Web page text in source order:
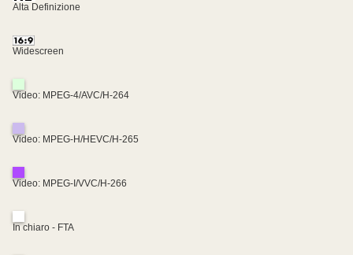
Alta Definizione
Widescreen
Video: MPEG-4/AVC/H-264
Video: MPEG-H/HEVC/H-265
Video: MPEG-I/VVC/H-266
In chiaro - FTA